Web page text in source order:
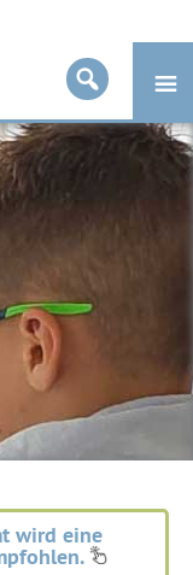
wird eine